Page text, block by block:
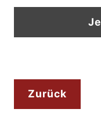
Zurück